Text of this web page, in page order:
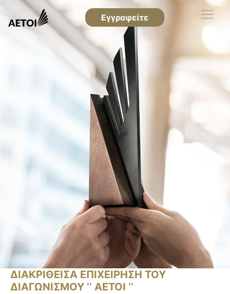
Εγγραφείτε
ΔΙΑΚΡΙΘΕΙΣΑ ΕΠΙΧΕΙΡΗΣΗ ΤΟΥ
ΔΙΑΓΩΝΙΣΜΟΥ ‘’ ΑΕΤΟΙ ‘’